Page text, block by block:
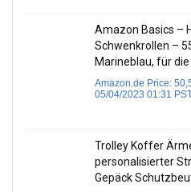
Amazon Basics –
Schwenkrollen –
Marineblau, für die
Amazon.de Price:
05/04/2023 01:31
Trolley Koffer
personalisierter
Gepäck